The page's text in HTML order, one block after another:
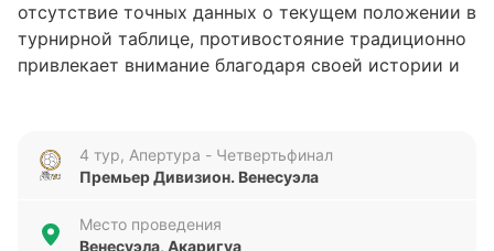
отсутствие точных данных о текущем положении в
турнирной таблице, противостояние традиционно
привлекает внимание благодаря своей истории и
Португеса демонстрирует относительно
две победы, две ничьи и одно поражение. За этот
4 тур, Апертура - Четвертьфинал
Премьер Дивизион. Венесуэла
Место проведения
Венесуэла, Акаригуа